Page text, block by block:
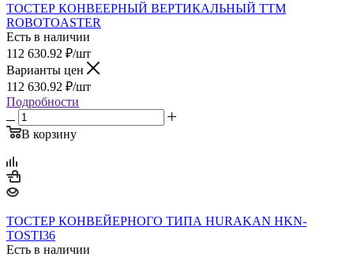
ТОСТЕР КОНВЕЕРНЫЙ ВЕРТИКАЛЬНЫЙ ТТМ
ROBOTOASTER
Есть в наличии
112 630.92 ₽/шт
Варианты цен
112 630.92 ₽/шт
Подробности
В корзину
ТОСТЕР КОНВЕЙЕРНОГО ТИПА HURAKAN HKN-
TOSTI36
Есть в наличии